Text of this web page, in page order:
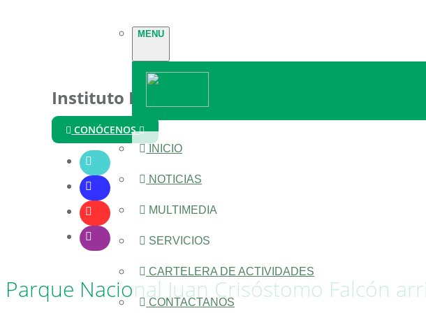
MENU
INICIO
NOTICIAS
MULTIMEDIA
SERVICIOS
CARTELERA DE ACTIVIDADES
CONTACTANOS
Instituto Nacional de Parques
CONÓCENOS
Parque Nacional Juan Crisóstomo Falcón